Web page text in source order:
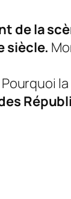
de la
siècle.